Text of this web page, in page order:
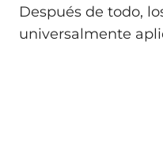
Después de todo,
universalmente